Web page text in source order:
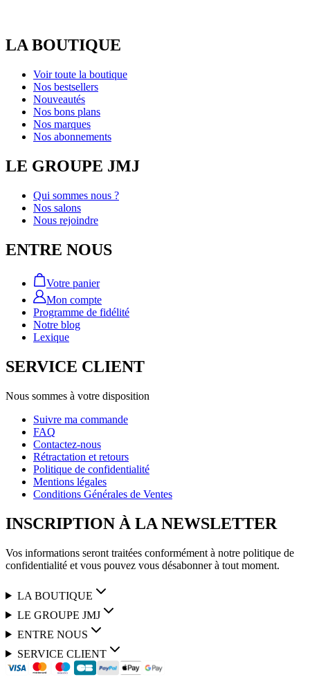
LA BOUTIQUE
Voir toute la boutique
Nos bestsellers
Nouveautés
Nos bons plans
Nos marques
Nos abonnements
LE GROUPE JMJ
Qui sommes nous ?
Nos salons
Nous rejoindre
ENTRE NOUS
Votre panier
Mon compte
Programme de fidélité
Notre blog
Lexique
SERVICE CLIENT
Nous sommes à votre disposition
Suivre ma commande
FAQ
Contactez-nous
Rétractation et retours
Politique de confidentialité
Mentions légales
Conditions Générales de Ventes
INSCRIPTION À LA NEWSLETTER
Vos informations seront traitées conformément à notre politique de
confidentialité et vous pouvez vous désabonner à tout moment.
LA BOUTIQUE
LE GROUPE JMJ
ENTRE NOUS
SERVICE CLIENT